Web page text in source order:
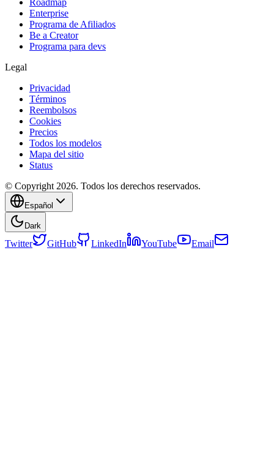
Roadmap
Enterprise
Programa de Afiliados
Be a Creator
Programa para devs
Legal
Privacidad
Términos
Reembolsos
Cookies
Precios
Todos los modelos
Mapa del sitio
Status
© Copyright 2026. Todos los derechos reservados.
Español
Dark
Twitter GitHub LinkedIn YouTube Email